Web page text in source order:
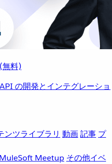
料)
の開発とインテグレーショ
ンツライブラリ 動画記事 プ
MuleSoft Meetup その他イベ